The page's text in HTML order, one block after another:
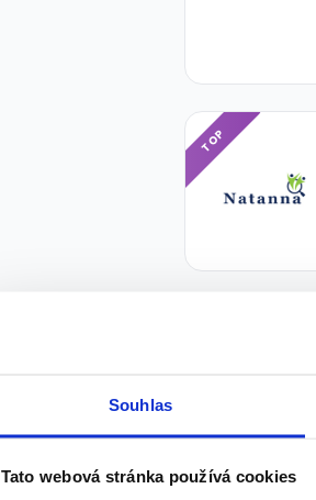
Souhlas
Tato webová stránka používá cookies
TOP